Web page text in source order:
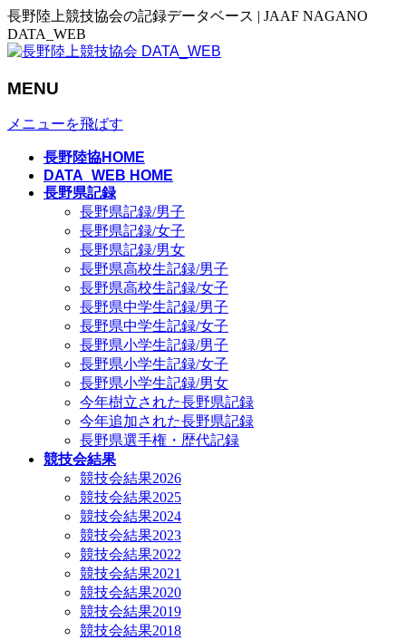
長野陸上競技協会の記録データベース | JAAF NAGANO
DATA_WEB
MENU
メニューを飛ばす
長野陸協HOME
DATA_WEB HOME
長野県記録
長野県記録/男子
長野県記録/女子
長野県記録/男女
長野県高校生記録/男子
長野県高校生記録/女子
長野県中学生記録/男子
長野県中学生記録/女子
長野県小学生記録/男子
長野県小学生記録/女子
長野県小学生記録/男女
今年樹立された長野県記録
今年追加された長野県記録
長野県選手権・歴代記録
競技会結果
競技会結果2026
競技会結果2025
競技会結果2024
競技会結果2023
競技会結果2022
競技会結果2021
競技会結果2020
競技会結果2019
競技会結果2018